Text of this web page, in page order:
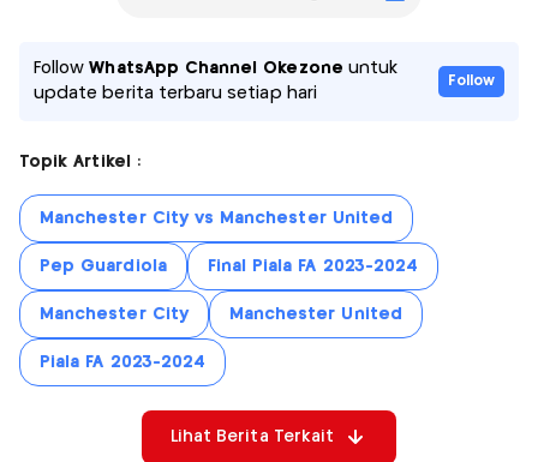
FollowWhatsApp Channel Okezone untuk
update berita terbaru setiap hari
Follow
Topik Artikel :
Manchester City vs Manchester United
Pep Guardiola Final Piala FA 2023-2024
Manchester City Manchester United
Piala FA 2023-2024
Lihat Berita Terkait